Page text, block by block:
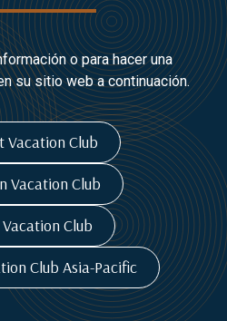
o para hacer una
su sitio web a continuación.
Club
Vacation Club
Club
Club Asia-Pacific